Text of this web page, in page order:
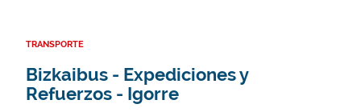
TRANSPORTE
Bizkaibus - Expediciones y
Refuerzos - Igorre